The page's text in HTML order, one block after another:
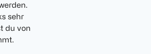
sehr
du von